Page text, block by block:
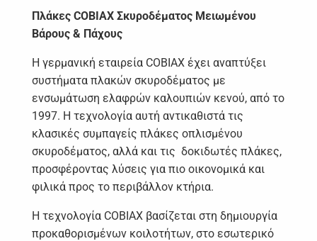
Πλάκες COBIAX Σκυροδέματος Μειωμένου
Βάρους & Πάχους
Η γερμανική εταιρεία COBIAX έχει αναπτύξει
συστήματα πλακών σκυροδέματος με
ενσωμάτωση ελαφρών καλουπιών κενού, από το
1997. Η τεχνολογία αυτή αντικαθιστά τις
κλασικές συμπαγείς πλάκες οπλισμένου
σκυροδέματος, αλλά και τις δοκιδωτές πλάκες,
προσφέροντας λύσεις για πιο οικονομικά και
φιλικά προς το περιβάλλον κτήρια.
Η τεχνολογία COBIAX βασίζεται στη δημιουργία
προκαθορισμένων κοιλοτήτων, στο εσωτερικό